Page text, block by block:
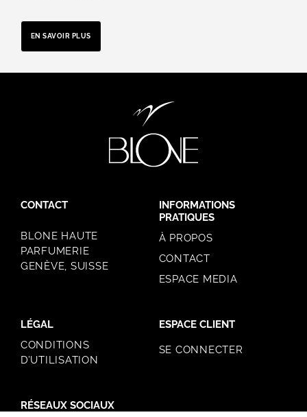
EN SAVOIR PLUS
CONTACT
BLONE HAUTE
PARFUMERIE
GENÈVE, SUISSE
INFORMATIONS
PRATIQUES
À PROPOS
CONTACT
ESPACE MEDIA
LÉGAL
CONDITIONS
D’UTILISATION
ESPACE CLIENT
SE CONNECTER
RÉSEAUX SOCIAUX